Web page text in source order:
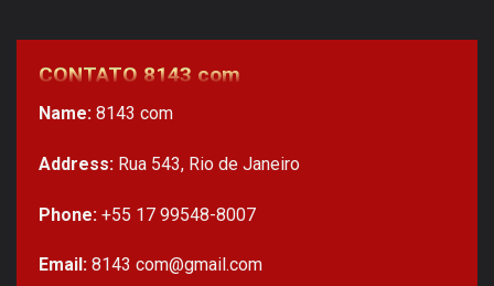
CONTATO 8143 com
Name: 8143 com
Address: Rua 543, Rio de Janeiro
Phone: +55 17 99548-8007
Email: 8143 com@gmail.com